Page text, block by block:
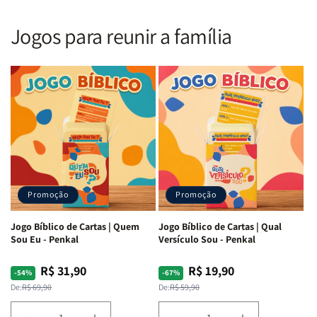
Almeida
Letra
Média
Full
Color
Brochura
Rei
Leão
Almeida
Letra
Média
&amp;
Full
Color
|
Brochura
|
Rei
Leão
PPM
|
|
Full
Color
Capa
Dura
Harpa
|
-
Cruz
Laranja
|
Full
Color
|
Capa
Dura
Harpa
|
-
Cruz
Laranja
Jogos para reunir a família
Promoção
Jogo Bíblico de Cartas | Quem
Sou Eu - Penkal
-54%
Preço
normal
De:R$ 69,90
Preço
promocional
R$ 31,90
Promoção
Jogo Bíblico de Cartas | Qual
Versículo Sou - Penkal
-67%
Preço
normal
De:R$ 59,90
Preço
promocional
R$ 19,90